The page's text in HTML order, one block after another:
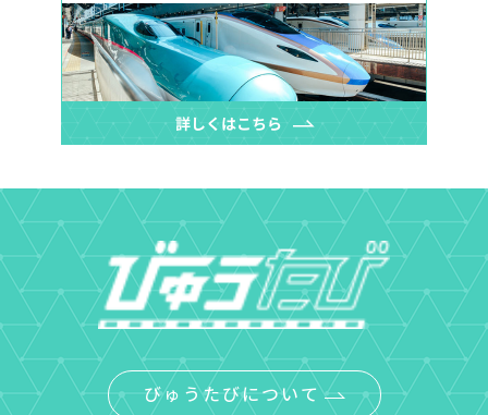
びゅうたびについて